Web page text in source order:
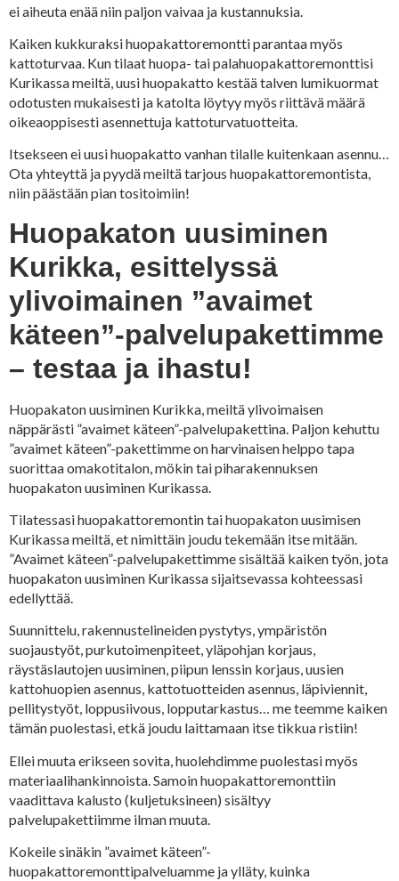
ei aiheuta enää niin paljon vaivaa ja kustannuksia.
Kaiken kukkuraksi huopakattoremontti parantaa myös
kattoturvaa. Kun tilaat huopa- tai palahuopakattoremonttisi
Kurikassa meiltä, uusi huopakatto kestää talven lumikuormat
odotusten mukaisesti ja katolta löytyy myös riittävä määrä
oikeaoppisesti asennettuja kattoturvatuotteita.
Itsekseen ei uusi huopakatto vanhan tilalle kuitenkaan asennu…
Ota yhteyttä ja pyydä meiltä tarjous huopakattoremontista,
niin päästään pian tositoimiin!
Huopakaton uusiminen
Kurikka, esittelyssä
ylivoimainen ”avaimet
käteen”-palvelupakettimme
– testaa ja ihastu!
Huopakaton uusiminen Kurikka, meiltä ylivoimaisen
näppärästi ”avaimet käteen”-palvelupakettina. Paljon kehuttu
”avaimet käteen”-pakettimme on harvinaisen helppo tapa
suorittaa omakotitalon, mökin tai piharakennuksen
huopakaton uusiminen Kurikassa.
Tilatessasi huopakattoremontin tai huopakaton uusimisen
Kurikassa meiltä, et nimittäin joudu tekemään itse mitään.
”Avaimet käteen”-palvelupakettimme sisältää kaiken työn, jota
huopakaton uusiminen Kurikassa sijaitsevassa kohteessasi
edellyttää.
Suunnittelu, rakennustelineiden pystytys, ympäristön
suojaustyöt, purkutoimenpiteet, yläpohjan korjaus,
räystäslautojen uusiminen, piipun lenssin korjaus, uusien
kattohuopien asennus, kattotuotteiden asennus, läpiviennit,
pellitystyöt, loppusiivous, lopputarkastus… me teemme kaiken
tämän puolestasi, etkä joudu laittamaan itse tikkua ristiin!
Ellei muuta erikseen sovita, huolehdimme puolestasi myös
materiaalihankinnoista. Samoin huopakattoremonttiin
vaadittava kalusto (kuljetuksineen) sisältyy
palvelupakettiimme ilman muuta.
Kokeile sinäkin ”avaimet käteen”-
huopakattoremonttipalveluamme ja ylläty, kuinka